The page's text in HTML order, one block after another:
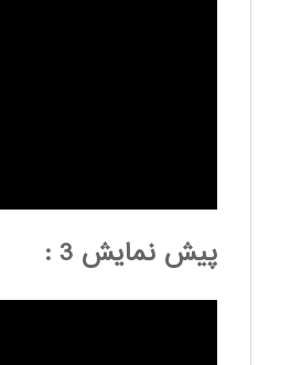
پیش نمایش 3 :